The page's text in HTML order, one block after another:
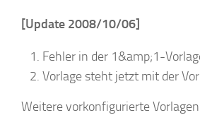
[Update 2008/10/06]
Fehler in der 1&amp;1-
Vorlage steht jetzt mit der
Weitere vorkonfigurierte